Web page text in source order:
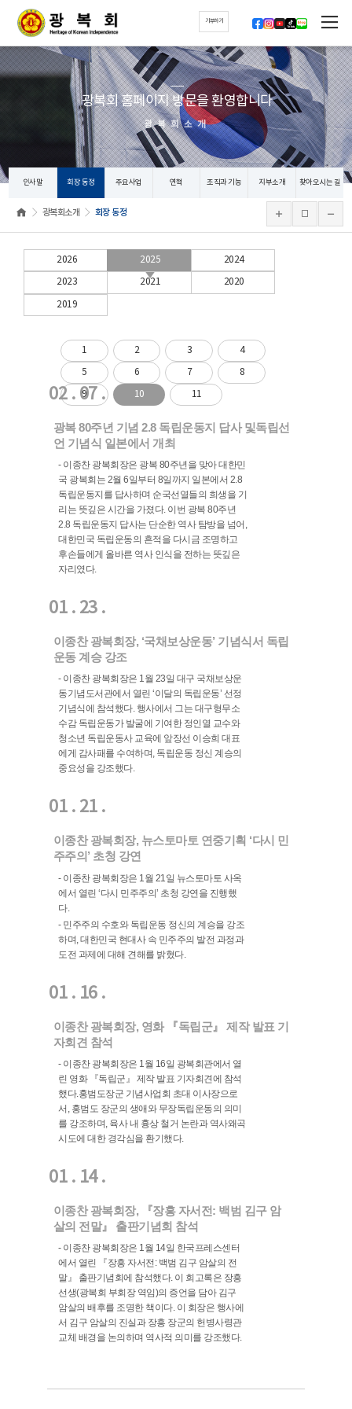
기부하기
광복회 홈페이지 방문을 환영합니다
광복회소개
인사말 회장 동정 주요사업 연혁 조직과 기능 지부소개 찾아오시는 길
광복회소개 회장 동정
2026 2025 2024
2023 2021 2020
2019
1 2 3 4
5 6 7 8
9 10 11
02 . 07 .
광복 80주년 기념 2.8 독립운동지 답사 및독립선
언 기념식 일본에서 개최
- 이종찬 광복회장은 광복 80주년을 맞아 대한민
국 광복회는 2월 6일부터 8일까지 일본에서 2.8
독립운동지를 답사하며 순국선열들의 희생을 기
리는 뜻깊은 시간을 가졌다. 이번 광복 80주년
2.8 독립운동지 답사는 단순한 역사 탐방을 넘어,
대한민국 독립운동의 흔적을 다시금 조명하고
후손들에게 올바른 역사 인식을 전하는 뜻깊은
자리였다.
01 . 23 .
이종찬 광복회장, ‘국채보상운동’ 기념식서 독립
운동 계승 강조
- 이종찬 광복회장은 1월 23일 대구 국채보상운
동기념도서관에서 열린 ‘이달의 독립운동’ 선정
기념식에 참석했다. 행사에서 그는 대구형무소
수감 독립운동가 발굴에 기여한 정인열 교수와
청소년 독립운동사 교육에 앞장선 이승희 대표
에게 감사패를 수여하며, 독립운동 정신 계승의
중요성을 강조했다.
01 . 21 .
이종찬 광복회장, 뉴스토마토 연중기획 ‘다시 민
주주의’ 초청 강연
- 이종찬 광복회장은 1월 21일 뉴스토마토 사옥
에서 열린 ‘다시 민주주의’ 초청 강연을 진행했
다.
- 민주주의 수호와 독립운동 정신의 계승을 강조
하며, 대한민국 현대사 속 민주주의 발전 과정과
도전 과제에 대해 견해를 밝혔다.
01 . 16 .
이종찬 광복회장, 영화 『독립군』 제작 발표 기
자회견 참석
- 이종찬 광복회장은 1월 16일 광복회관에서 열
린 영화 『독립군』 제작 발표 기자회견에 참석
했다.홍범도장군 기념사업회 초대 이사장으로
서, 홍범도 장군의 생애와 무장독립운동의 의미
를 강조하며, 육사 내 흉상 철거 논란과 역사왜곡
시도에 대한 경각심을 환기했다.
01 . 14 .
이종찬 광복회장, 『장흥 자서전: 백범 김구 암
살의 전말』 출판기념회 참석
- 이종찬 광복회장은 1월 14일 한국프레스센터
에서 열린 『장흥 자서전: 백범 김구 암살의 전
말』 출판기념회에 참석했다. 이 회고록은 장흥
선생(광복회 부회장 역임)의 증언을 담아 김구
암살의 배후를 조명한 책이다. 이 회장은 행사에
서 김구 암살의 진실과 장흥 장군의 헌병사령관
교체 배경을 논의하며 역사적 의미를 강조했다.